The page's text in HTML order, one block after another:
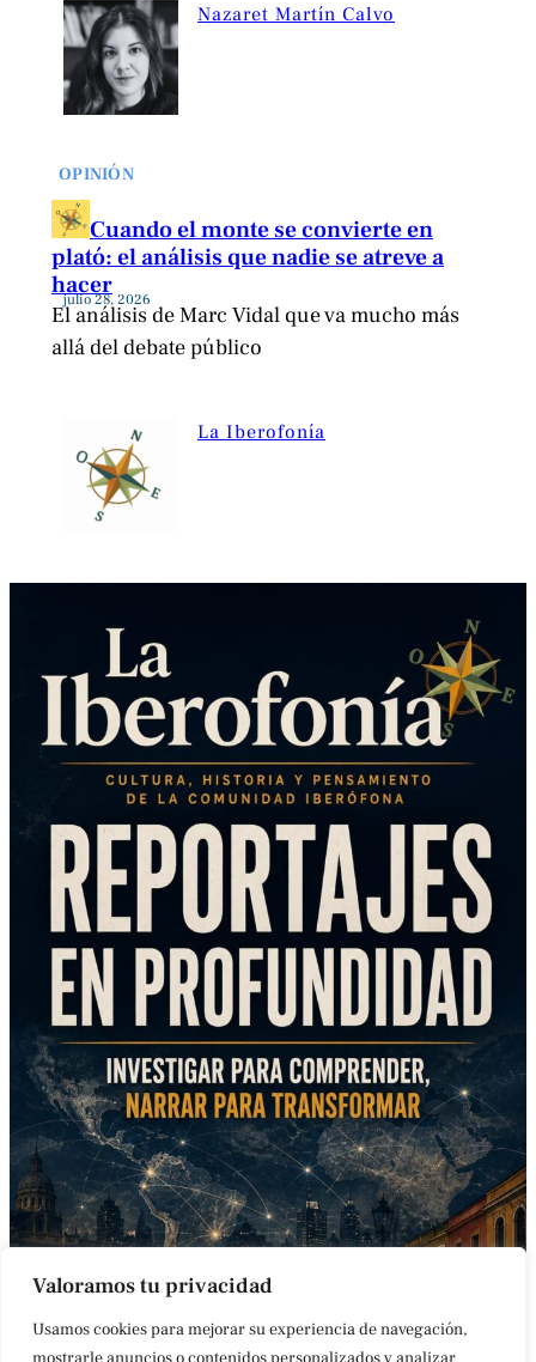
Valoramos tu privacidad
Usamos cookies para mejorar su experiencia de navegación,
Nazaret Martín Calvo
OPINIÓN
Cuando el monte se convierte en
plató: el análisis que nadie se atreve a
hacer
julio 28, 2026
El análisis de Marc Vidal que va mucho más
allá del debate público
La Iberofonía